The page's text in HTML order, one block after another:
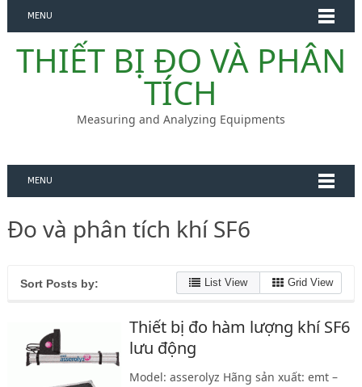
MENU
THIẾT BỊ ĐO VÀ PHÂN
TÍCH
Measuring and Analyzing Equipments
MENU
Đo và phân tích khí SF6
Sort Posts by: List View Grid View
Thiết bị đo hàm lượng khí SF6
lưu động
Model: asserolyz Hãng sản xuất: emt –